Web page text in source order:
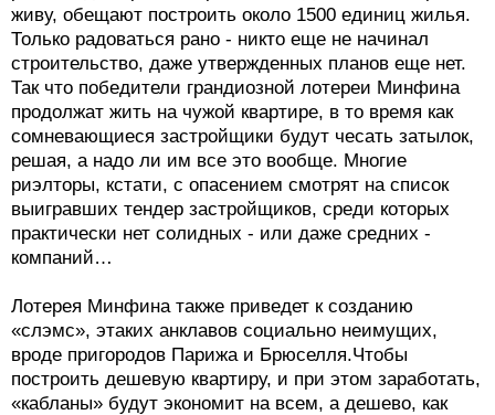
живу, обещают построить около 1500 единиц жилья.
Только радоваться рано - никто еще не начинал
строительство, даже утвержденных планов еще нет.
Так что победители грандиозной лотереи Минфина
продолжат жить на чужой квартире, в то время как
сомневающиеся застройщики будут чесать затылок,
решая, а надо ли им все это вообще. Многие
риэлторы, кстати, с опасением смотрят на список
выигравших тендер застройщиков, среди которых
практически нет солидных - или даже средних -
компаний…
Лотерея Минфина также приведет к созданию
«слэмс», этаких анклавов социально неимущих,
вроде пригородов Парижа и Брюселля.Чтобы
построить дешевую квартиру, и при этом заработать,
«кабланы» будут экономит на всем, а дешево, как